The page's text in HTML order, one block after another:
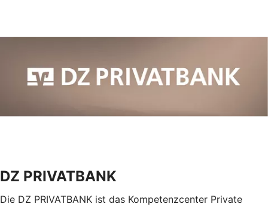
DZ PRIVATBANK
Die DZ PRIVATBANK ist das Kompetenzcenter Private